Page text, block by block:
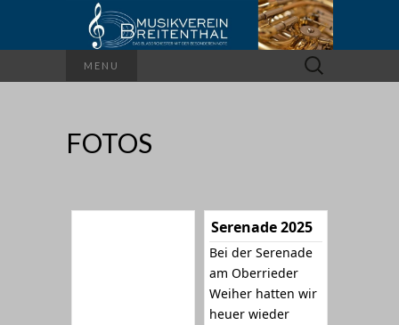
MENU
Suchen
nach:
FOTOS
Serenade 2025
Bei der Serenade
am Oberrieder
Weiher hatten wir
heuer wieder